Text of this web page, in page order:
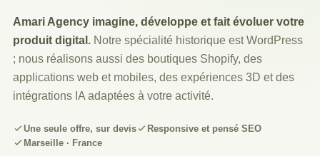
Amari Agency imagine, développe et fait évoluer votre
produit digital. Notre spécialité historique est WordPress
; nous réalisons aussi des boutiques Shopify, des
applications web et mobiles, des expériences 3D et des
intégrations IA adaptées à votre activité.
Une seule offre, sur devis
Responsive et pensé SEO
Marseille · France